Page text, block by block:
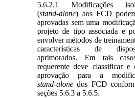
5.6.2.1 Modificações
(stand-alone) aos FCD
aprovadas sem uma
projeto de tipo associada e
envolver métodos de
características de
aprimorados. Em tais
requerente deve classificar e
aprovação para a
stand-alone dos FCD
seções 5.6.3 a 5.6.5.